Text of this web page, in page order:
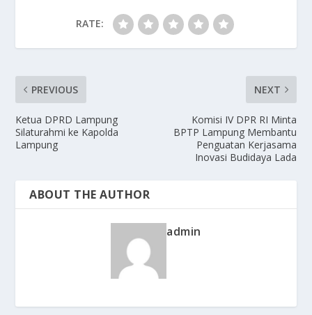
RATE:
PREVIOUS
Ketua DPRD Lampung
Silaturahmi ke Kapolda
Lampung
NEXT
Komisi IV DPR RI Minta
BPTP Lampung Membantu
Penguatan Kerjasama
Inovasi Budidaya Lada
ABOUT THE AUTHOR
admin